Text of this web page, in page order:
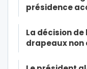
présidence
La décision
drapeaux